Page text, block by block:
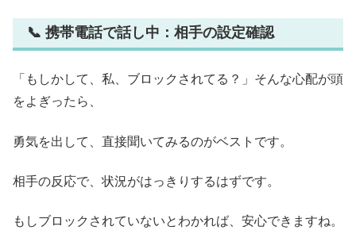
📞 携帯電話で話し中：相手の設定確認
「もしかして、私、ブロックされてる？」そんな心配が頭
をよぎったら、
勇気を出して、直接聞いてみるのがベストです。
相手の反応で、状況がはっきりするはずです。
もしブロックされていないとわかれば、安心できますね。